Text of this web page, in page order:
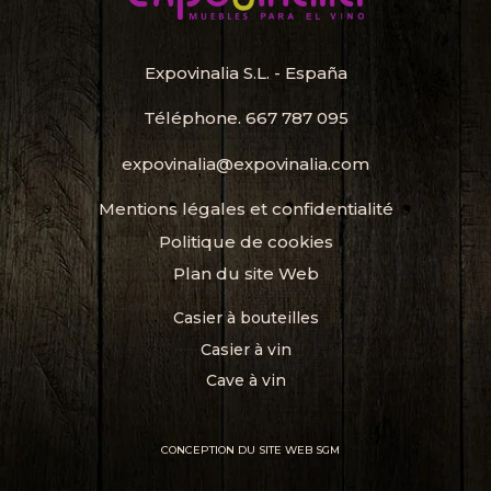
Expovinalia S.L. - España
Téléphone. 667 787 095
expovinalia@expovinalia.com
Mentions légales et confidentialité
Politique de cookies
Plan du site Web
Casier à bouteilles
Casier à vin
Cave à vin
CONCEPTION DU SITE WEB SGM